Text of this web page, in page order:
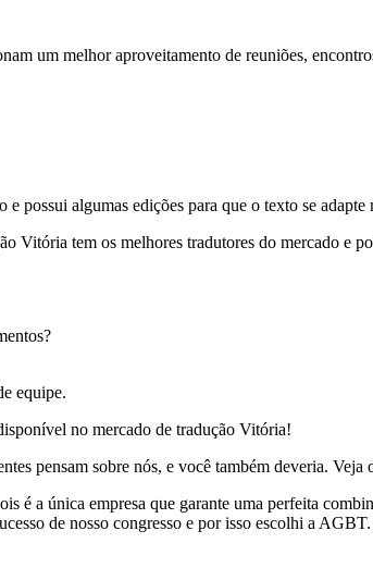
um melhor aproveitamento de reuniões,
possui algumas edições para que o texto se adapte
Vitória tem os melhores tradutores do mercado e
equipe.
no mercado de tradução Vitória!
pensam sobre nós, e você também deveria. Veja
é a única empresa que garante uma perfeita
de nosso congresso e por isso escolhi a